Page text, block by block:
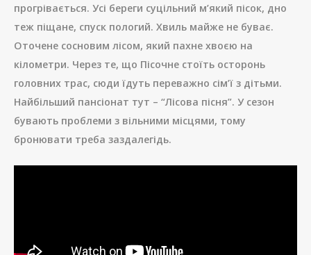
прогрівається. Усі береги суцільний м’який пісок, дно
теж піщане, спуск пологий. Хвиль майже не буває.
Оточене сосновим лісом, який пахне хвоєю на
кілометри. Через те, що Пісочне стоїть осторонь
головних трас, сюди їдуть переважно сім’ї з дітьми.
Найбільший пансіонат тут – “Лісова пісня”. У сезон
бувають проблеми з вільними місцями, тому
бронювати треба заздалегідь.